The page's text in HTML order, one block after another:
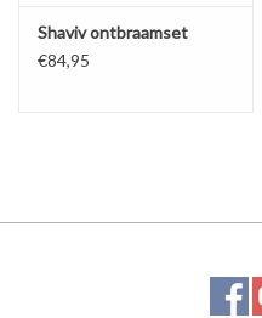
Shaviv ontbraamset
€84,95